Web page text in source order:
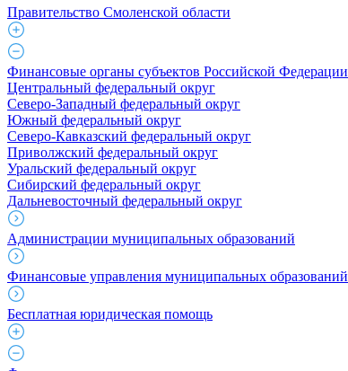
Правительство Смоленской области
Финансовые органы субъектов Российской Федерации
Центральный федеральный округ
Северо-Западный федеральный округ
Южный федеральный округ
Северо-Кавказский федеральный округ
Приволжский федеральный округ
Уральский федеральный округ
Сибирский федеральный округ
Дальневосточный федеральный округ
Администрации муниципальных образований
Финансовые управления муниципальных образований
Бесплатная юридическая помощь